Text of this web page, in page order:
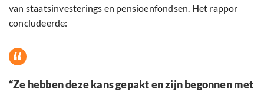
van staatsinvesterings en pensioenfondsen. Het rappor
concludeerde:
“Ze hebben deze kans gepakt en zijn begonnen met